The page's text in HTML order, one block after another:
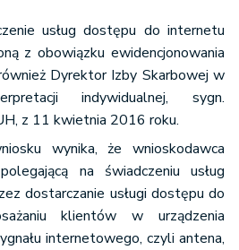
usług dostępu do internetu
z obowiązku ewidencjonowania
Dyrektor Izby Skarbowej w
indywidualnej, sygn.
z 11 kwietnia 2016 roku.
wynika, że wnioskodawca
na świadczeniu usług
dostarczanie usługi dostępu do
klientów w urządzenia
internetowego, czyli antena,